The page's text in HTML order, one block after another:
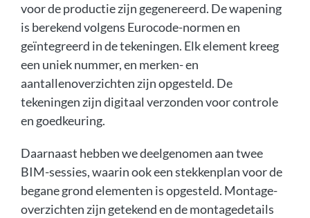
voor de productie zijn gegenereerd. De wapening
is berekend volgens Eurocode-normen en
geïntegreerd in de tekeningen. Elk element kreeg
een uniek nummer, en merken- en
aantallenoverzichten zijn opgesteld. De
tekeningen zijn digitaal verzonden voor controle
en goedkeuring.
Daarnaast hebben we deelgenomen aan twee
BIM-sessies, waarin ook een stekkenplan voor de
begane grond elementen is opgesteld. Montage-
overzichten zijn getekend en de montagedetails